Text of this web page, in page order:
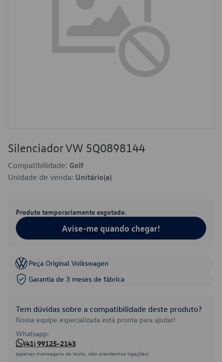
Silenciador VW 5Q0898144
Compatibilidade: Golf
Unidade de venda: Unitário(a)
Produto temporariamente esgotado.
Avise-me quando chegar!
Peça Original Volkswagen
Garantia de 3 meses de fábrica
Tem dúvidas sobre a compatibilidade deste produto?
Nossa equipe especializada está pronta para ajudar!
Whatsapp:
(41) 99125-2143
(apenas mensagens de texto, não atendemos ligações)